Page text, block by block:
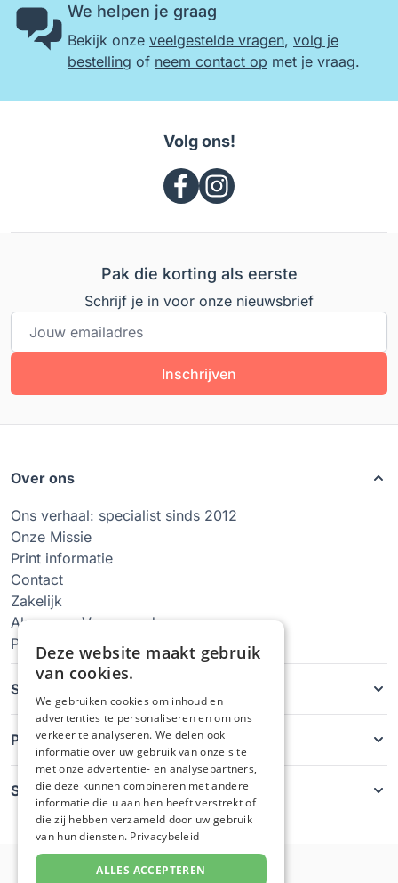
We helpen je graag
Bekijk onze veelgestelde vragen, volg je
bestelling of neem contact op met je vraag.
Volg ons!
Pak die korting als eerste
Schrijf je in voor onze nieuwsbrief
E-mailadres
Inschrijven
Over ons
Ons verhaal: specialist sinds 2012
Onze Missie
Print informatie
Contact
Zakelijk
Algemene Voorwaarden
Privacy Policy
Soorten hoesjes
Producten
Service
Deze website maakt gebruik
van cookies.
We gebruiken cookies om inhoud en
advertenties te personaliseren en om ons
verkeer te analyseren. We delen ook
informatie over uw gebruik van onze site
met onze advertentie- en analysepartners,
die deze kunnen combineren met andere
informatie die u aan hen heeft verstrekt of
die zij hebben verzameld door uw gebruik
van hun diensten. Privacybeleid
ALLES ACCEPTEREN